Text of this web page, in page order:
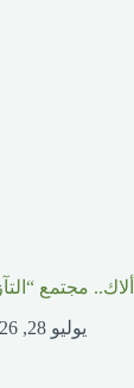
ألاك.. مجتمع
يوليو 28, 2026